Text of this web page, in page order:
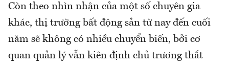
Còn theo nhìn nhận của một số chuyên gia
khác, thị trường bất động sản từ nay đến cuối
năm sẽ không có nhiều chuyển biến, bởi cơ
quan quản lý vẫn kiên định chủ trương thắt